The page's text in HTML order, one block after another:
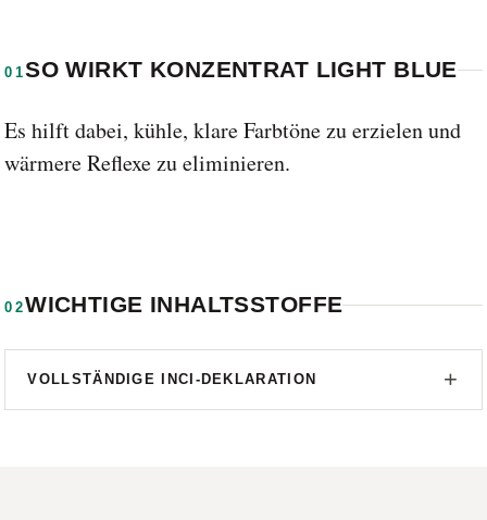
01SO WIRKT KONZENTRAT LIGHT BLUE
Es hilft dabei, kühle, klare Farbtöne zu erzielen und
wärmere Reflexe zu eliminieren.
02WICHTIGE INHALTSSTOFFE
VOLLSTÄNDIGE INCI-DEKLARATION